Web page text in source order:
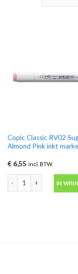
Copic Classic RV02
Almond Pink inkt
€6,55 incl. BTW
Copic Classic RV02
IN